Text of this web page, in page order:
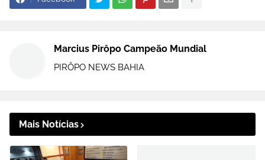
Marcius Pirôpo Campeão Mundial
PIRÔPO NEWS BAHIA
Mais Notícias